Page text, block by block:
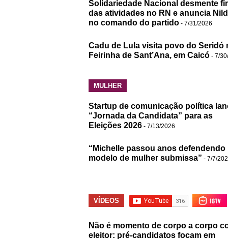
Solidariedade Nacional desmente
das atividades no RN e anuncia
no comando do partido - 7/31/2026
Cadu de Lula visita povo do Seridó
Feirinha de Sant’Ana, em Caicó - 7/
MULHER
Startup de comunicação política
“Jornada da Candidata” para as
Eleições 2026 - 7/13/2026
“Michelle passou anos defendendo
modelo de mulher submissa” - 7/7/
VÍDEOS
Não é momento de corpo a corpo
eleitor: pré-candidatos focam em